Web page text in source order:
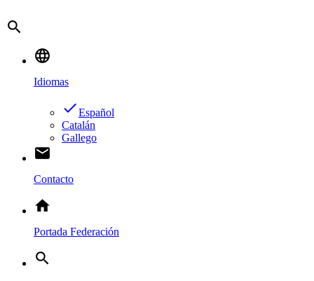
search
language
Idiomas
doneEspañol
Catalán
Gallego
email
Contacto
home
Portada Federación
search